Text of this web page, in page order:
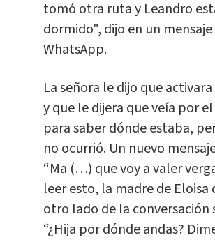
tomó otra ruta y Leandro
dormido", dijo en un mensaje
WhatsApp.
La señora le dijo que
y que le dijera que veía por
para saber dónde estaba,
no ocurrió. Un nuevo
“Ma (…) que voy a valer
leer esto, la madre de Eloisa
otro lado de la conversación
“¿Hija por dónde andas?